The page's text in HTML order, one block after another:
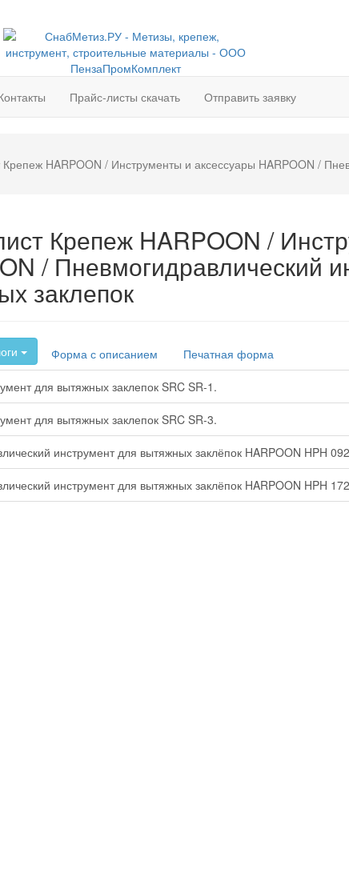
Прайс-листы скачать Отправить заявку
HARPOON / Инструменты и аксессуары HARPOON /
Крепеж HARPOON /
/ Пневмогидравлический
заклепок
Форма с описанием Печатная форма
для вытяжных заклепок SRC SR-1.
для вытяжных заклепок SRC SR-3.
инструмент для вытяжных заклёпок HARPOON HPH
инструмент для вытяжных заклёпок HARPOON HPH